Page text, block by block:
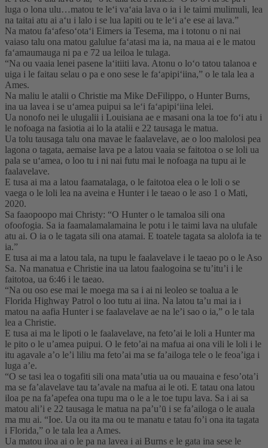
luga o lona ulu…matou te leʻi vaʻaia lava o ia i le taimi mulimuli, lea
na taitai atu ai aʻu i lalo i se lua lapiti ou te leʻi aʻe ese ai lava.”
Na matou faʻafesoʻotaʻi Eimers ia Tesema, ma i totonu o ni nai
vaiaso talu ona matou galulue faʻatasi ma ia, na maua ai e le matou
faʻamaumauga ni pa e 72 ua leiloa le tulaga.
“Na ou vaaia lenei pasene laʻitiiti lava. Atonu o loʻo tatou talanoa e
uiga i le faitau selau o pa e ono sese le faʻapipiʻiina,” o le tala lea a
Ames.
Na maliu le atalii o Christie ma Mike DeFilippo, o Hunter Burns,
ina ua lavea i se uʻamea puipui sa leʻi faʻapipiʻiina lelei.
Ua nonofo nei le ulugalii i Louisiana ae e masani ona la toe foʻi atu i
le nofoaga na fasiotia ai lo la atalii e 22 tausaga le matua.
Ua tolu tausaga talu ona mavae le faalavelave, ae o loo malolosi pea
lagona o tagata, aemaise lava pe a latou vaaia se faitotoa o se loli ua
pala se uʻamea, o loo tu i ni nai futu mai le nofoaga na tupu ai le
faalavelave.
E tusa ai ma a latou faamatalaga, o le faitotoa elea o le loli o se
vaega o le loli lea na aveina e Hunter i le taeao o le aso 1 o Mati,
2020.
Sa faaopoopo mai Christy: “O Hunter o le tamaloa sili ona
ofoofogia. Sa ia faamalamalamaina le potu i le taimi lava na ulufale
atu ai. O ia o le tagata sili ona atamai. E toatele tagata sa alolofa ia te
ia.”
E tusa ai ma a latou tala, na tupu le faalavelave i le taeao po o le Aso
Sa. Na manatua e Christie ina ua latou faalogoina se tu’itu’i i le
faitotoa, ua 6:46 i le taeao.
“Na ou oso ese mai le moega ma sa i ai ni leoleo se toalua a le
Florida Highway Patrol o loo tutu ai iina. Na latou ta’u mai ia i
matou na aafia Hunter i se faalavelave ae na le’i sao o ia,” o le tala
lea a Christie.
E tusa ai ma le lipoti o le faalavelave, na feto’ai le loli a Hunter ma
le pito o le u’amea puipui. O le feto’ai na mafua ai ona vili le loli i le
itu agavale a’o le’i liliu ma feto’ai ma se fa’ailoga tele o le feoa’iga i
luga a’e.
“O se tasi lea o togafiti sili ona mata’utia ua ou mauaina e feso’ota’i
ma se fa’alavelave tau ta’avale na mafua ai le oti. E tatau ona latou
iloa pe na fa’apefea ona tupu ma o le a le toe tupu lava. Sa i ai sa
matou ali’i e 22 tausaga le matua na pa’u’ū i se fa’ailoga o le auala
ma mu ai. “Ioe. Ua ou ita ma ou te manatu e tatau fo’i ona ita tagata
i Florida,” o le tala lea a Ames.
Ua matou iloa ai o le pa na lavea i ai Burns e le gata ina sese le